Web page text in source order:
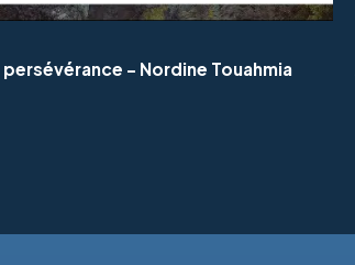
- Nordine Touahmia